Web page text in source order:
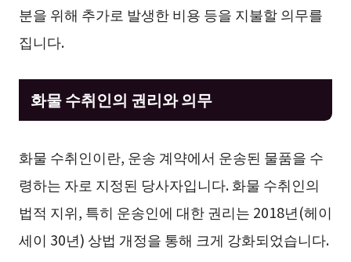
분을 위해 추가로 발생한 비용 등을 지불할 의무를
집니다.
화물 수취인의 권리와 의무
화물 수취인이란, 운송 계약에서 운송된 물품을 수
령하는 자로 지정된 당사자입니다. 화물 수취인의
법적 지위, 특히 운송인에 대한 권리는 2018년(헤이
세이 30년) 상법 개정을 통해 크게 강화되었습니다.